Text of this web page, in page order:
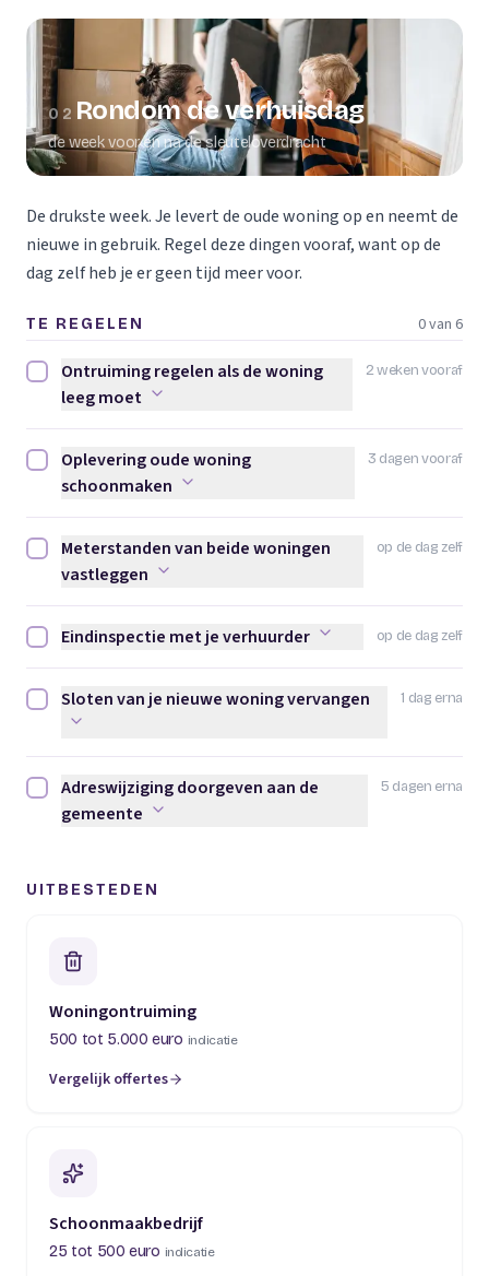
02 Rondom de verhuisdag
de week voor en na de sleuteloverdracht
De drukste week. Je levert de oude woning op en neemt de
nieuwe in gebruik. Regel deze dingen vooraf, want op de
dag zelf heb je er geen tijd meer voor.
TE REGELEN 0 van 6
2 weken vooraf
Ontruiming regelen als de woning leeg moet afvinken
Ontruiming regelen als de woning
leeg moet
3 dagen vooraf
Oplevering oude woning schoonmaken afvinken
Oplevering oude woning
schoonmaken
op de dag zelf
Meterstanden van beide woningen vastleggen afvinken
Meterstanden van beide woningen
vastleggen
op de dag zelf
Eindinspectie met je verhuurder afvinken
Eindinspectie met je verhuurder
1 dag erna
Sloten van je nieuwe woning vervangen afvinken
Sloten van je nieuwe woning vervangen
5 dagen erna
Adreswijziging doorgeven aan de gemeente afvinken
Adreswijziging doorgeven aan de
gemeente
UITBESTEDEN
Woningontruiming
500 tot 5.000 euro indicatie
Vergelijk offertes
(opent in een nieuw tabblad)
Schoonmaakbedrijf
25 tot 500 euro indicatie